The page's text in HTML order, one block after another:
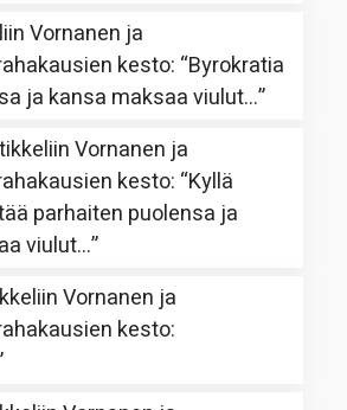
Vornanen ja
kesto: “Byrokratia
ja kansa maksaa viulut…”
Vornanen ja
kesto: “Kyllä
parhaiten puolensa ja
viulut…”
Vornanen ja
kesto: